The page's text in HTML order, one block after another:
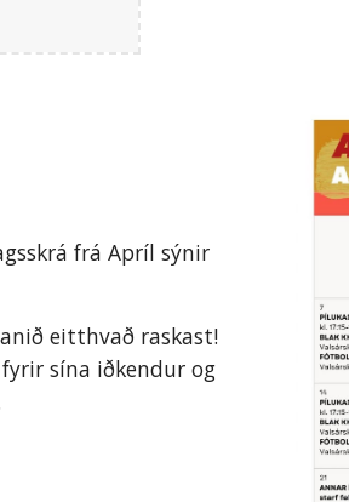
frá Apríl sýnir
eitthvað raskast!
sína iðkendur og